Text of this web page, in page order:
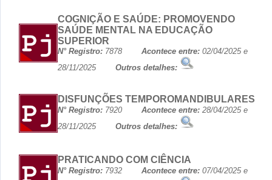
COGNIÇÃO E SAÚDE: PROMOVENDO
SAÚDE MENTAL NA EDUCAÇÃO
SUPERIOR
N° Registro: 7878 Acontece entre: 02/04/2025 e
28/11/2025 Outros detalhes:
DISFUNÇÕES TEMPOROMANDIBULARES
N° Registro: 7920 Acontece entre: 28/04/2025 e
28/11/2025 Outros detalhes:
PRATICANDO COM CIÊNCIA
N° Registro: 7932 Acontece entre: 07/04/2025 e